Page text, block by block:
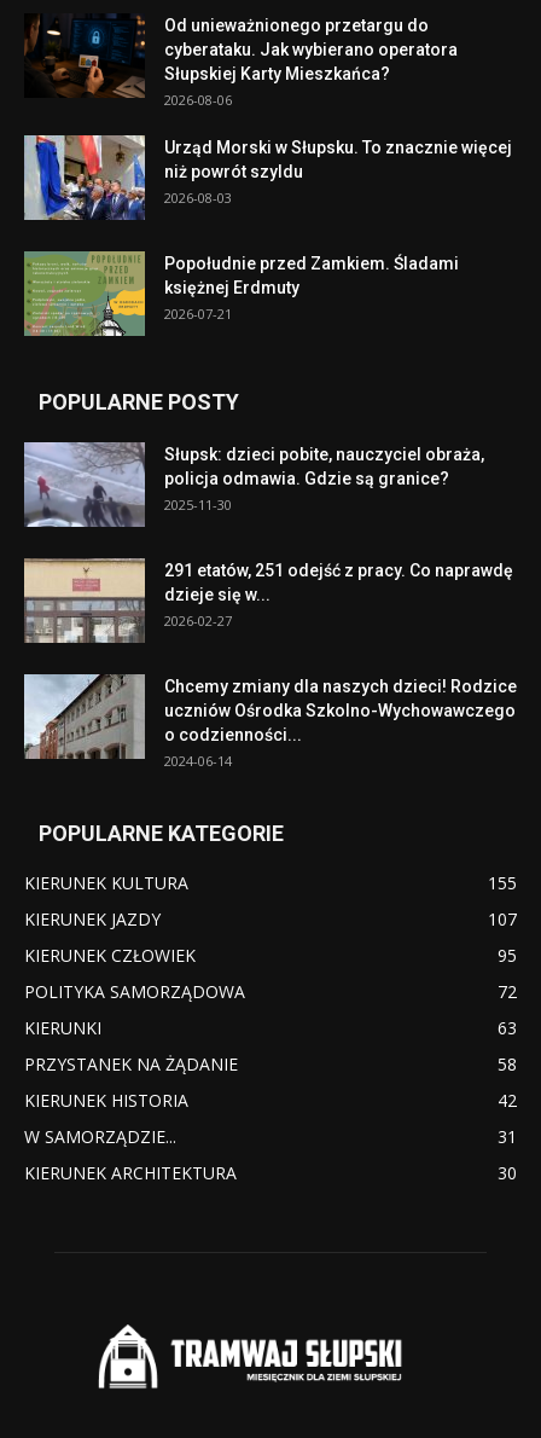
Od unieważnionego przetargu do
cyberataku. Jak wybierano operatora
Słupskiej Karty Mieszkańca?
2026-08-06
Urząd Morski w Słupsku. To znacznie więcej
niż powrót szyldu
2026-08-03
Popołudnie przed Zamkiem. Śladami
księżnej Erdmuty
2026-07-21
POPULARNE POSTY
Słupsk: dzieci pobite, nauczyciel obraża,
policja odmawia. Gdzie są granice?
2025-11-30
291 etatów, 251 odejść z pracy. Co naprawdę
dzieje się w...
2026-02-27
Chcemy zmiany dla naszych dzieci! Rodzice
uczniów Ośrodka Szkolno-Wychowawczego
o codzienności...
2024-06-14
POPULARNE KATEGORIE
KIERUNEK KULTURA
155
KIERUNEK JAZDY
107
KIERUNEK CZŁOWIEK
95
POLITYKA SAMORZĄDOWA
72
KIERUNKI
63
PRZYSTANEK NA ŻĄDANIE
58
KIERUNEK HISTORIA
42
W SAMORZĄDZIE...
31
KIERUNEK ARCHITEKTURA
30